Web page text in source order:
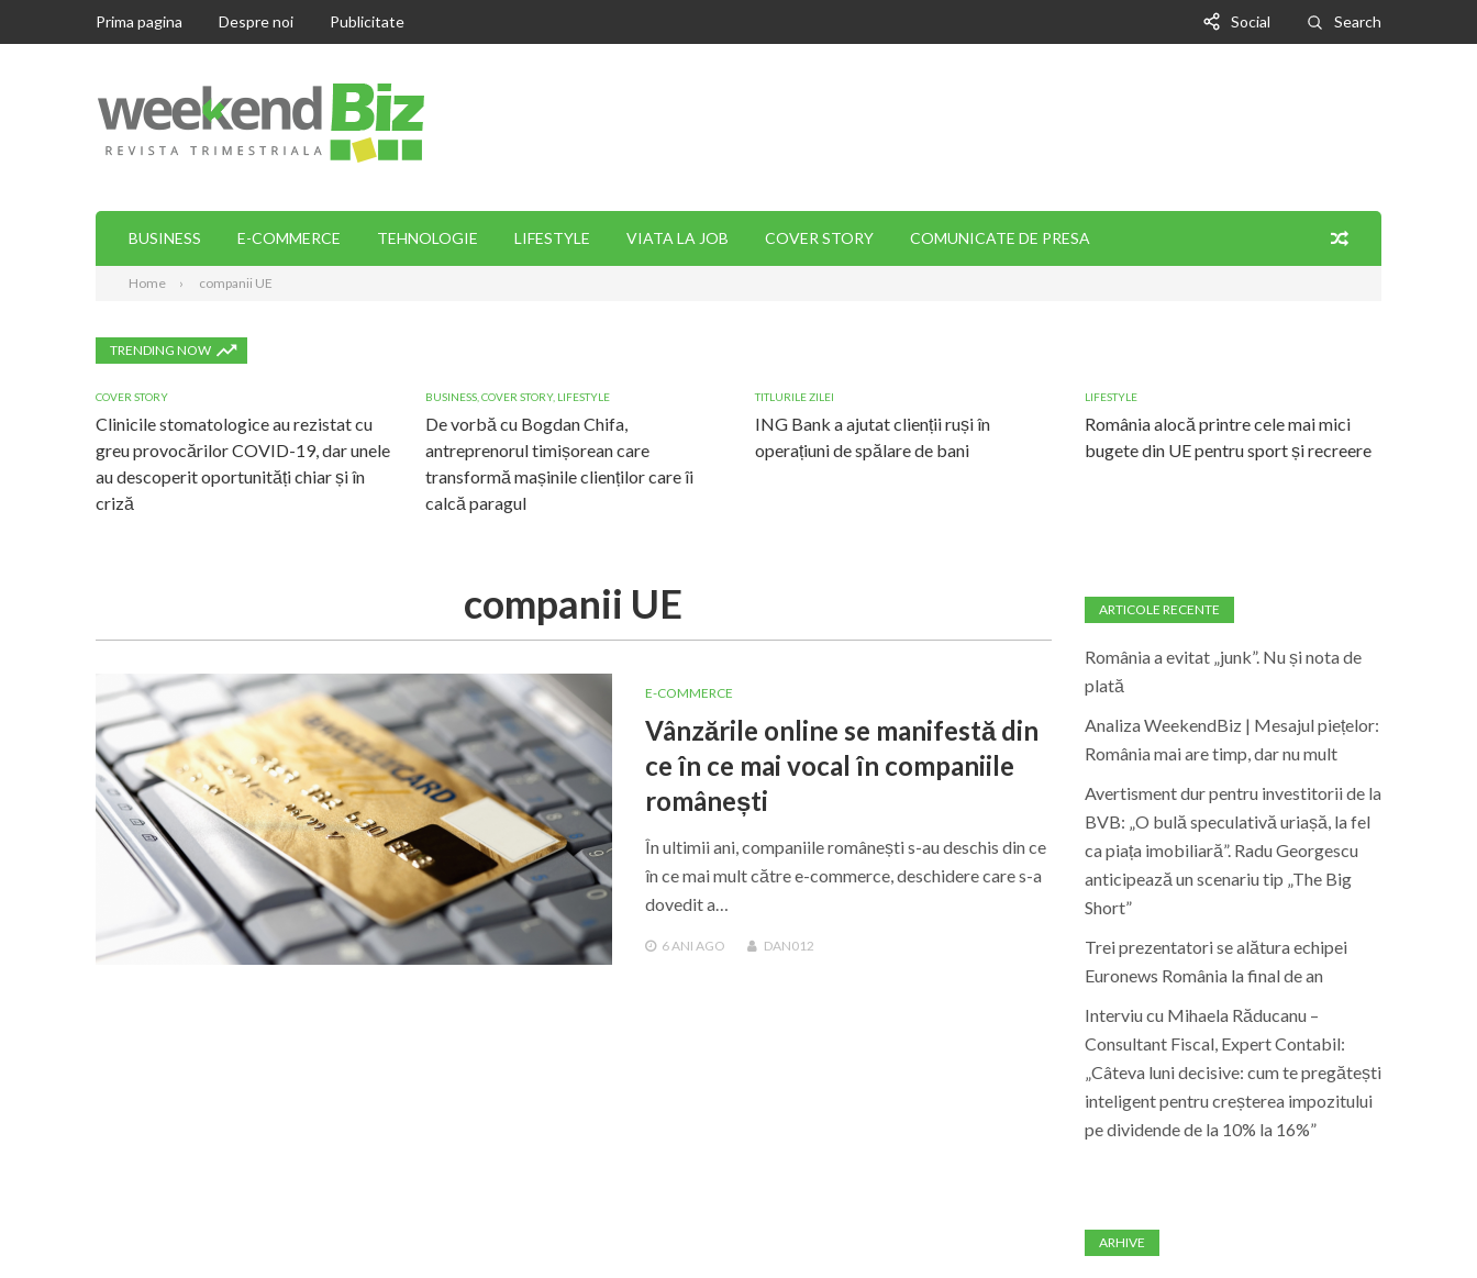
Prima pagina Despre noi Publicitate Social Search
BUSINESS E-COMMERCE TEHNOLOGIE LIFESTYLE VIATA LA JOB COVER STORY COMUNICATE DE PRESA
Home companii UE
TRENDING NOW
COVER STORY
Clinicile stomatologice au rezistat cu
greu provocărilor COVID-19, dar unele
au descoperit oportunități chiar și în
criză
BUSINESS COVER STORY, LIFESTYLE
De vorbă cu Bogdan Chifa,
antreprenorul timișorean care
transformă mașinile clienților care îi
calcă paragul
TITLURILE ZILEI
ING Bank a ajutat clienții ruși în
operațiuni de spălare de bani
LIFESTYLE
România alocă printre cele mai mici
bugete din UE pentru sport și recreere
companii UE
E-COMMERCE
Vânzările online se manifestă din
ce în ce mai vocal în companiile
românești
În ultimii ani, companiile românești s-au deschis din ce
în ce mai mult către e-commerce, deschidere care s-a
dovedit a…
6 ANI AGO DAN012
ARTICOLE RECENTE
România a evitat „junk”. Nu și nota de
plată
Analiza WeekendBiz | Mesajul piețelor:
România mai are timp, dar nu mult
Avertisment dur pentru investitorii de la
BVB: „O bulă speculativă uriașă, la fel
ca piața imobiliară”. Radu Georgescu
anticipează un scenariu tip „The Big
Short”
Trei prezentatori se alătura echipei
Euronews România la final de an
Interviu cu Mihaela Răducanu –
Consultant Fiscal, Expert Contabil:
„Câteva luni decisive: cum te pregătești
inteligent pentru creșterea impozitului
pe dividende de la 10% la 16%”
ARHIVE